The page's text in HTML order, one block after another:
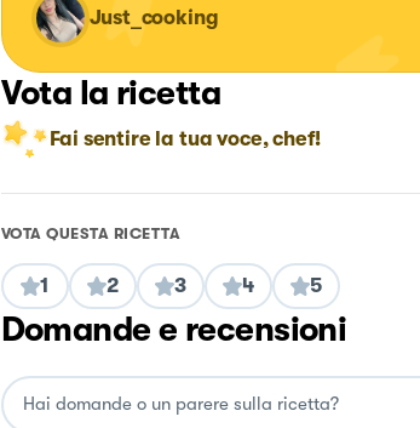
Just_cooking
Vota la ricetta
Fai sentire la tua voce, chef!
VOTA QUESTA RICETTA
1 2 3 4 5
Domande e recensioni